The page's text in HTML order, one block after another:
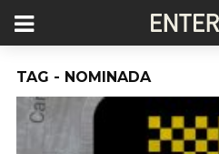
TAG - NOMINADA